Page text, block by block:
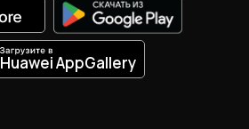
Huawei AppGallery